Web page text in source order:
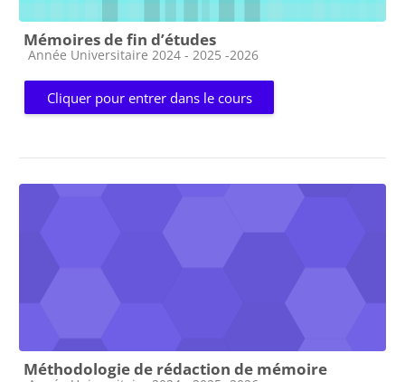
Mémoires de fin d’études
Catégorie de cours
Année Universitaire 2024 - 2025 -2026
Cliquer pour entrer dans le cours
Méthodologie de rédaction de mémoire